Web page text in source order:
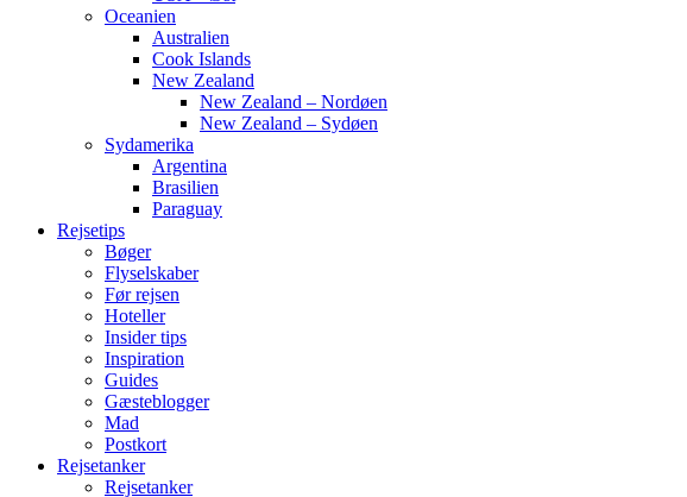
Oceanien
Australien
Cook Islands
New Zealand
New Zealand – Nordøen
New Zealand – Sydøen
Sydamerika
Argentina
Brasilien
Paraguay
Rejsetips
Bøger
Flyselskaber
Før rejsen
Hoteller
Insider tips
Inspiration
Guides
Gæsteblogger
Mad
Postkort
Rejsetanker
Rejsetanker